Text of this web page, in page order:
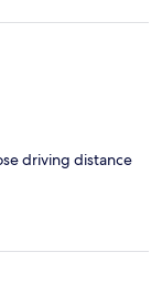
driving distance